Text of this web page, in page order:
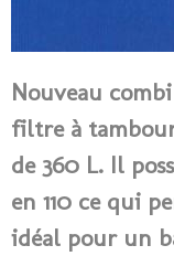
Nouveau
filtre à
de 360 L. Il
en 110 ce qui
idéal pour un